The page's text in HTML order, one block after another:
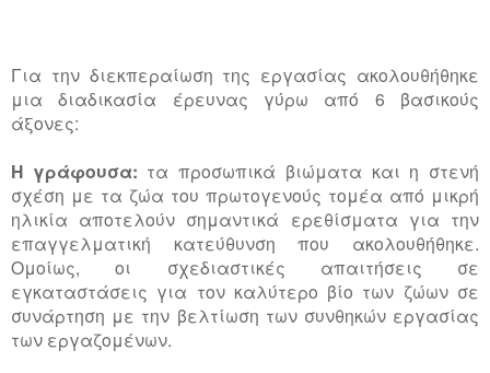
Για την διεκπεραίωση της εργασίας ακολουθήθηκε
μια διαδικασία έρευνας γύρω από 6 βασικούς
άξονες:
Η γράφουσα: τα προσωπικά βιώματα και η στενή
σχέση με τα ζώα του πρωτογενούς τομέα από μικρή
ηλικία αποτελούν σημαντικά ερεθίσματα για την
επαγγελματική κατεύθυνση που ακολουθήθηκε.
Ομοίως, οι σχεδιαστικές απαιτήσεις σε
εγκαταστάσεις για τον καλύτερο βίο των ζώων σε
συνάρτηση με την βελτίωση των συνθηκών εργασίας
των εργαζομένων.